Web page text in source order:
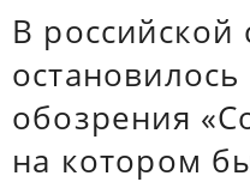
В
остановилось
обозрения
на котором